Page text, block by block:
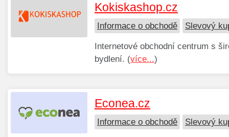
Kokiskashop.cz
Informace o obchodě Slevový
Internetové obchodní centrum s
bydlení. (více...)
Econea.cz
Informace o obchodě Slevový